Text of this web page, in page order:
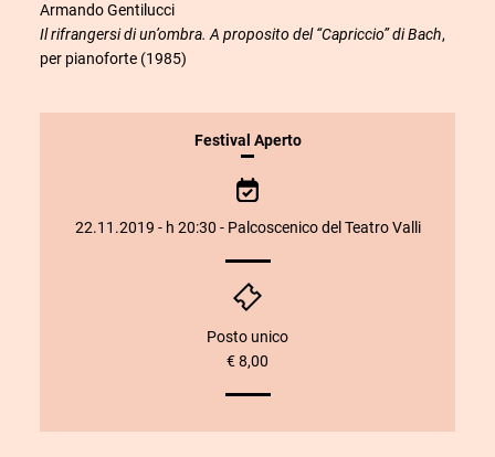
Armando Gentilucci
Il rifrangersi di un’ombra. A proposito del “Capriccio” di Bach,
per pianoforte (1985)
INFORMAZIONIFestival Aperto
22.11.2019 - h 20:30 - Palcoscenico del Teatro Valli
Posto unico
€ 8,00